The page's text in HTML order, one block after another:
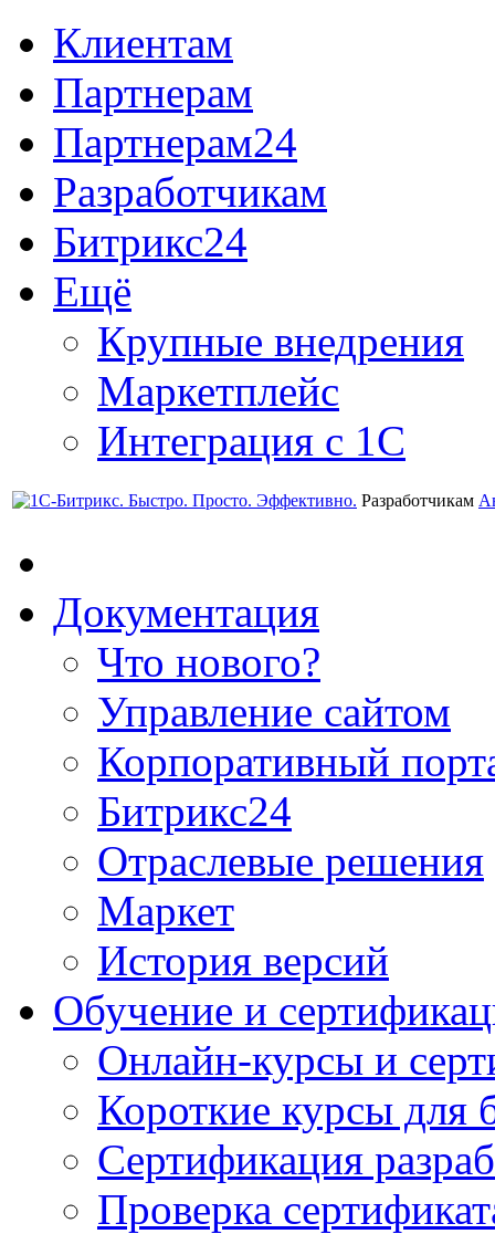
Клиентам
Партнерам
Партнерам24
Разработчикам
Битрикс24
Ещё
Крупные внедрения
Маркетплейс
Интеграция с 1С
Разработчикам
Документация
Что нового?
Управление сайтом
Корпоративный
Битрикс24
Отраслевые решения
Маркет
История версий
Обучение и
Онлайн-курсы и
Короткие курсы для
Сертификация
Проверка